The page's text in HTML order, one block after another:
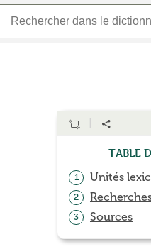
Table
1 Unités
2
3 Sources